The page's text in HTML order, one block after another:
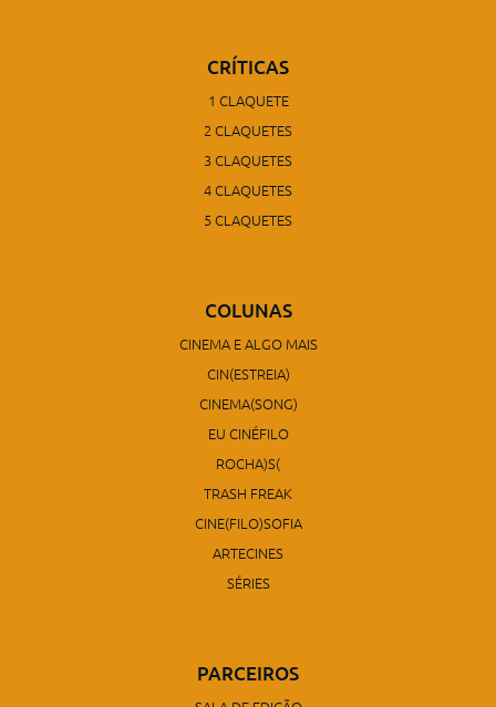
CRÍTICAS
1 CLAQUETE
2 CLAQUETES
3 CLAQUETES
4 CLAQUETES
5 CLAQUETES
COLUNAS
CINEMA E ALGO MAIS
CIN(ESTREIA)
CINEMA(SONG)
EU CINÉFILO
ROCHA)S(
TRASH FREAK
CINE(FILO)SOFIA
ARTECINES
SÉRIES
PARCEIROS